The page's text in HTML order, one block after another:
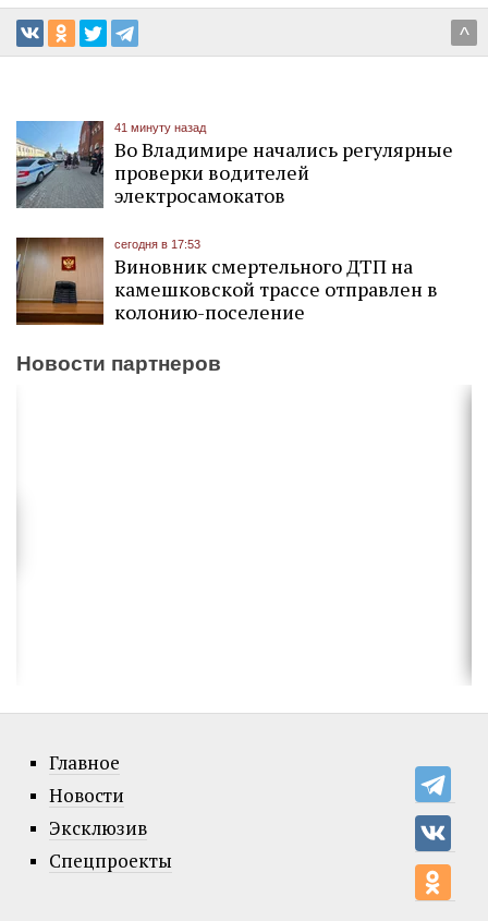
^
41 минуту назад
Во Владимире начались регулярные
проверки водителей
электросамокатов
сегодня в 17:53
Виновник смертельного ДТП на
камешковской трассе отправлен в
колонию-поселение
Новости партнеров
Главное
Новости
Эксклюзив
Спецпроекты